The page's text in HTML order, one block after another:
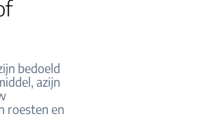
bedoeld
azijn
roesten en